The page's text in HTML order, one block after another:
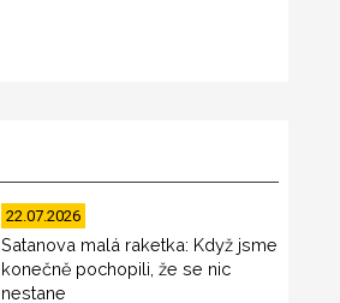
22.07.2026
Satanova malá raketka: Když jsme
konečně pochopili, že se nic
nestane